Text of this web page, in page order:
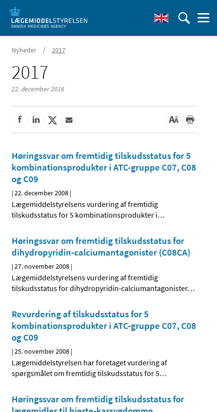
Nyheder / 2017
2017
22. december 2016
Høringssvar om fremtidig tilskudsstatus for 5
kombinationsprodukter i ATC-gruppe C07, C08
og C09
|22. december 2008 |
Lægemiddelstyrelsens vurdering af fremtidig
tilskudsstatus for 5 kombinationsprodukter i…
Høringssvar om fremtidig tilskudsstatus for
dihydropyridin-calciumantagonister (C08CA)
|27. november 2008 |
Lægemiddelstyrelsens vurdering af fremtidig
tilskudsstatus for dihydropyridin-calciumantagonister…
Revurdering af tilskudsstatus for 5
kombinationsprodukter i ATC-gruppe C07, C08
og C09
|25. november 2008 |
Lægemiddelstyrelsen har foretaget vurdering af
spørgsmålet om fremtidig tilskudsstatus for 5…
Høringssvar om fremtidig tilskudsstatus for